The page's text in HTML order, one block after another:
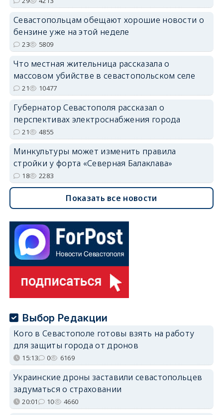
Севастопольцам обещают хорошие новости о
бензине уже на этой неделе
23 5809
Что местная жительница рассказала о
массовом убийстве в севастопольском селе
21 10477
Губернатор Севастополя рассказал о
перспективах электроснабжения города
21 4855
Минкультуры может изменить правила
стройки у форта «Северная Балаклава»
18 2283
Показать все новости
Выбор Редакции
Кого в Севастополе готовы взять на работу
для защиты города от дронов
15:13 0 6169
Украинские дроны заставили севастопольцев
задуматься о страховании
20:01 10 4660